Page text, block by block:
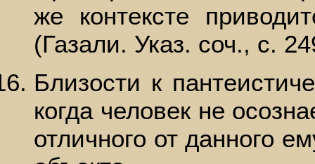
же контексте
(Газали. Указ. соч., с.
Близости к
когда человек не
отличного от данного